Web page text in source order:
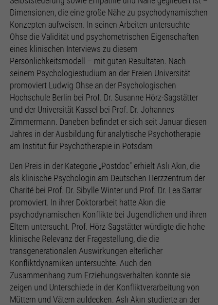
Dimensionen, die eine große Nähe zu psychodynamischen
Konzepten aufweisen. In seinen Arbeiten untersuchte
Ohse die Validität und psychometrischen Eigenschaften
eines klinischen Interviews zu diesem
Persönlichkeitsmodell – mit guten Resultaten. Nach
seinem Psychologiestudium an der Freien Universität
promoviert Ludwig Ohse an der Psychologischen
Hochschule Berlin bei Prof. Dr. Susanne Hörz-Sagstätter
und der Universität Kassel bei Prof. Dr. Johannes
Zimmermann. Daneben befindet er sich seit Januar diesen
Jahres in der Ausbildung für analytische Psychotherapie
am Institut für Psychotherapie in Potsdam
Den Preis in der Kategorie „Postdoc“ erhielt Aslı Akın, die
als klinische Psychologin am Deutschen Herzzentrum der
Charité bei Prof. Dr. Sibylle Winter und Prof. Dr. Lea Sarrar
promoviert. In ihrer Doktorarbeit hatte Akın die
psychodynamischen Konflikte bei Jugendlichen und ihren
Eltern untersucht. Prof. Hörz-Sagstätter würdigte die hohe
klinische Relevanz der Fragestellung, die die
transgenerationalen Auswirkungen elterlicher
Konfliktdynamiken untersuchte. Auch den
Zusammenhang zum Erziehungsverhalten konnte sie
zeigen und Unterschiede in der Konfliktverarbeitung von
Müttern und Vätern aufdecken. Aslı Akın studierte an der
Einstellungen, falls der Webseiten-Betreiber dies
eingestellt hat.